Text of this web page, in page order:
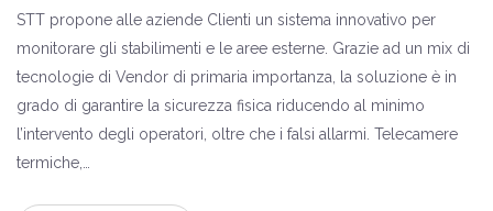
STT propone alle aziende Clienti un sistema innovativo per
monitorare gli stabilimenti e le aree esterne. Grazie ad un mix di
tecnologie di Vendor di primaria importanza, la soluzione è in
grado di garantire la sicurezza fisica riducendo al minimo
l’intervento degli operatori, oltre che i falsi allarmi. Telecamere
termiche,…